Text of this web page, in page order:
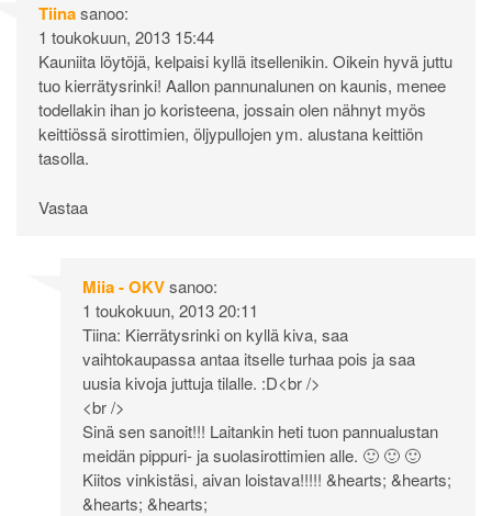
Tiinasanoo:
1 toukokuun, 2013 15:44
Kauniita löytöjä, kelpaisi kyllä itsellenikin. Oikein hyvä juttu
tuo kierrätysrinki! Aallon pannunalunen on kaunis, menee
todellakin ihan jo koristeena, jossain olen nähnyt myös
keittiössä sirottimien, öljypullojen ym. alustana keittiön
tasolla.
Vastaa
Miia - OKVsanoo:
1 toukokuun, 2013 20:11
Tiina: Kierrätysrinki on kyllä kiva, saa
vaihtokaupassa antaa itselle turhaa pois ja saa
uusia kivoja juttuja tilalle. :D<br />
<br />
Sinä sen sanoit!!! Laitankin heti tuon pannualustan
meidän pippuri- ja suolasirottimien alle. 🙂 🙂 🙂
Kiitos vinkistäsi, aivan loistava!!!!! &hearts; &hearts;
&hearts; &hearts;